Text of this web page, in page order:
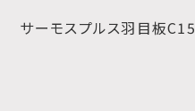
サーモスプルス羽目板C15